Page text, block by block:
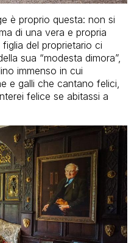
è proprio questa: non si
di una vera e propria
del proprietario ci
sua “modesta dimora”,
immenso in cui
e galli che cantano felici,
felice se abitassi a